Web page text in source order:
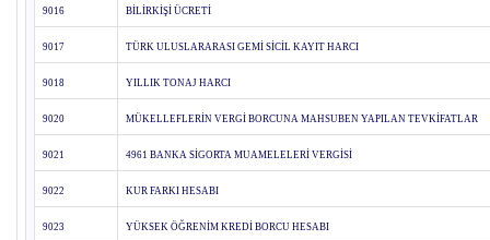
9016 BİLİRKİŞİ ÜCRETİ
9017 TÜRK ULUSLARARASI GEMİ SİCİL KAYIT HARCI
9018 YILLIK TONAJ HARCI
9020 MÜKELLEFLERİN VERGİ BORCUNA MAHSUBEN YAPILAN TEVKİFATLAR
9021 4961 BANKA SİGORTA MUAMELELERİ VERGİSİ
9022 KUR FARKI HESABI
9023 YÜKSEK ÖĞRENİM KREDİ BORCU HESABI